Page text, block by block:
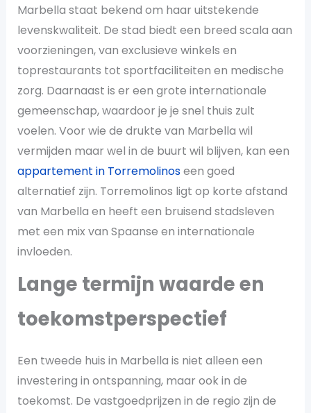
Marbella staat bekend om haar uitstekende
levenskwaliteit. De stad biedt een breed scala aan
voorzieningen, van exclusieve winkels en
toprestaurants tot sportfaciliteiten en medische
zorg. Daarnaast is er een grote internationale
gemeenschap, waardoor je je snel thuis zult
voelen. Voor wie de drukte van Marbella wil
vermijden maar wel in de buurt wil blijven, kan een
appartement in Torremolinoseen goed
alternatief zijn. Torremolinos ligt op korte afstand
van Marbella en heeft een bruisend stadsleven
met een mix van Spaanse en internationale
invloeden.
Lange termijn waarde en
toekomstperspectief
Een tweede huis in Marbella is niet alleen een
investering in ontspanning, maar ook in de
toekomst. De vastgoedprijzen in de regio zijn de